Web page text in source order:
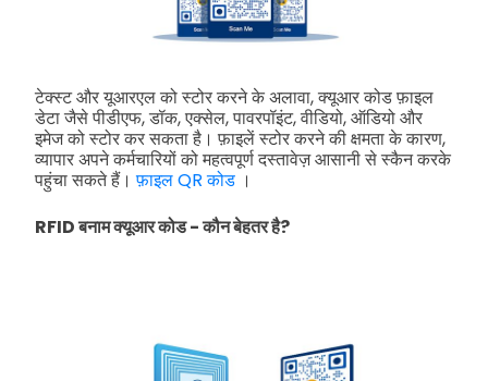
टेक्स्ट और यूआरएल को स्टोर करने के अलावा, क्यूआर कोड फ़ाइल
डेटा जैसे पीडीएफ, डॉक, एक्सेल, पावरपॉइंट, वीडियो, ऑडियो और
इमेज को स्टोर कर सकता है। फ़ाइलें स्टोर करने की क्षमता के कारण,
व्यापार अपने कर्मचारियों को महत्वपूर्ण दस्तावेज़ आसानी से स्कैन करके
पहुंचा सकते हैं।फ़ाइल QR कोड ।
RFID बनाम क्यूआर कोड - कौन बेहतर है?